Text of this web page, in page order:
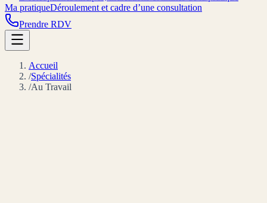
Ma pratiqueDéroulement et cadre d’une consultation
Prendre RDV
Accueil
/Spécialités
/Au Travail